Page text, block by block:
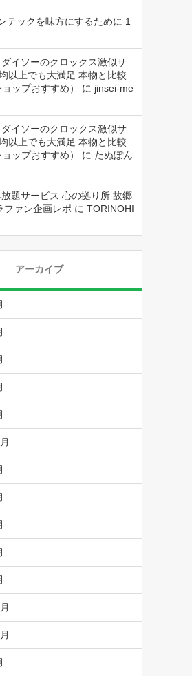
テックを味方にするために 1
イソーのクロックス激似サ
以上でも大満足 本物と比較
ップおすすめ）
に jinsei-me
イソーのクロックス激似サ
以上でも大満足 本物と比較
ップおすすめ）
に たぬぽん
題サービス 心の拠り所 故郷
ファン企画レポ に TORINOHI
アーカイブ